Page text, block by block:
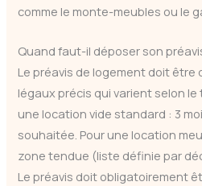
comme le monte-meubles ou le
Quand faut-il déposer son
Le préavis de logement doit être
légaux précis qui varient selon
une location vide standard : 3
souhaitée. Pour une location
zone tendue (liste définie par
Le préavis doit obligatoirement